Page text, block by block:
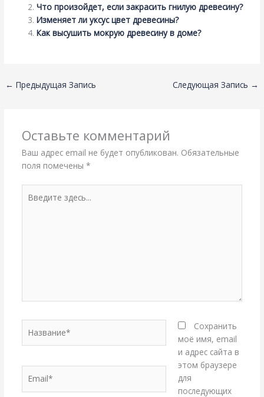
Что произойдет, если закрасить гнилую древесину?
Изменяет ли уксус цвет древесины?
Как высушить мокрую древесину в доме?
← Предыдущая Запись Следующая Запись →
Оставьте комментарий
Ваш адрес email не будет опубликован. Обязательные
поля помечены *
здесь...
Сохранить
моё имя, email
и адрес сайта в
этом браузере
для
последующих